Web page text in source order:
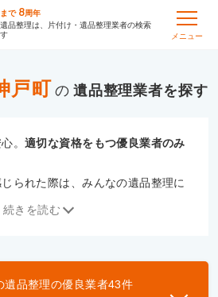
で 8周年
品整理は、片付け・遺品整理業者の検索
メニュー
戸町 の 遺品整理
。適切な資格をもつ優良業者のみ
じられた際は、みんなの遺品整理に
続きを読む
遺品整理の優良業者43件